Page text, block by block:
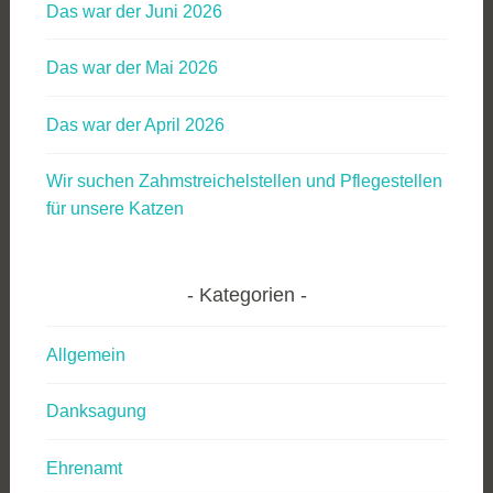
Das war der Juni 2026
Das war der Mai 2026
Das war der April 2026
Wir suchen Zahmstreichelstellen und Pflegestellen
für unsere Katzen
Kategorien
Allgemein
Danksagung
Ehrenamt